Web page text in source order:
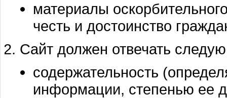
материалы
честь и достоинство
Сайт должен отвечать
содержательность
информации, степенью ее